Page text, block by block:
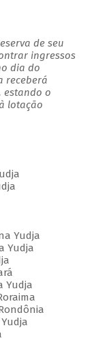
de seu
ingressos
dia do
receberá
estando o
lotação
Yudja
Yudja
Yudja